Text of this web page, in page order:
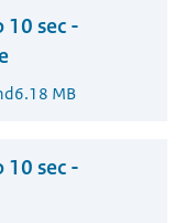
sec -
6.18 MB
sec -